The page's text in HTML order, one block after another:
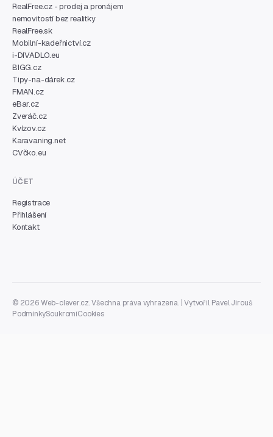
RealFree.cz - prodej a pronájem
nemovitostí bez realitky
RealFree.sk
Mobilní-kadeřnictví.cz
i-DIVADLO.eu
BIGG.cz
Tipy-na-dárek.cz
FMAN.cz
eBar.cz
Zveráč.cz
Kvízov.cz
Karavaning.net
CVčko.eu
ÚČET
Registrace
Přihlášení
Kontakt
© 2026 Web-clever.cz. Všechna práva vyhrazena. | Vytvořil Pavel Jirouš
PodmínkySoukromíCookies